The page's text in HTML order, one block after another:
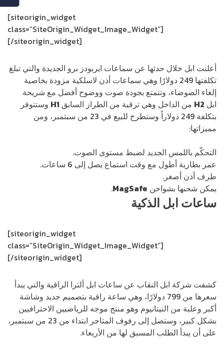
[siteorigin_widget
class=”SiteOrigin_Widget_Image_Widget”]
[/siteorigin_widget]
أعلنت ابل خلال حدثها عن سماعات ايربودز برو الجديدة والتي تبلغ
تكلفتها 249 دولارًا وهي سماعات أذن لاسلكية مزودة بخاصية
إلغاء الضوضاء، وتتمتع بجودة صوت ووضوح أفضل مع شريحة
ابل H2 من الداخل وهي ترقية من الطراز السابق H1 وستتوفر
بتكلفة 249 دولاراً وستطرح للبيع في 23 من سبتمبر، ومن
مميزاتها:
التحكّم باللمس الجديد لضبط مستوى الصوت.
عمر بطارية أطول مع وقت استماع يصل إلى 6 ساعات.
طرف أذن أصغر.
يمكن شحنها بشواحن MagSafe
.
ساعات ابل الذكية
[siteorigin_widget
class=”SiteOrigin_Widget_Image_Widget”]
[/siteorigin_widget]
كشفت شركة ابل النقاب عن ساعات ابل ألترا الراقية والتي يبدأ
سعرها من 799 دولارًا، وهي ساعة راقية بتصميم جديد وشاشة
أكبر وعلبة من التيتانيوم وهو منتج موجه للرياضيين الاحترافيين
بشكل كبير، وستصل إلى رفوف المتاجر ابتداء من 23 من سبتمبر،
على أن يبدأ الطلب المسبق لها من الأربعاء.